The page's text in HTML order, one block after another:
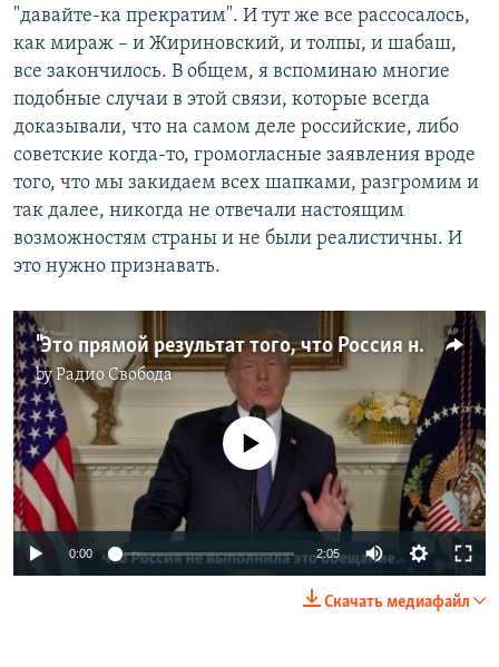
"давайте-ка прекратим". И тут же все рассосалось,
как мираж – и Жириновский, и толпы, и шабаш,
все закончилось. В общем, я вспоминаю многие
подобные случаи в этой связи, которые всегда
доказывали, что на самом деле российские, либо
советские когда-то, громогласные заявления вроде
того, что мы закидаем всех шапками, разгромим и
так далее, никогда не отвечали настоящим
возможностям страны и не были реалистичны. И
это нужно признавать.
"Это прямой результат того, что Россия не выполнила обещание"
byРадио Свобода
No media source currently available
0:00 2:05
Скачать медиафайл